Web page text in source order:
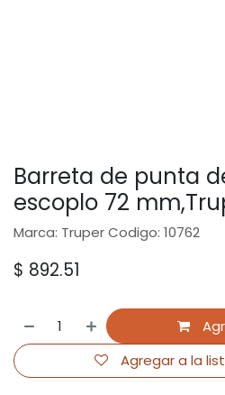
Barreta de punta
escoplo 72
Marca: Truper Codigo: 10762
$ 892.51
Agregar a la